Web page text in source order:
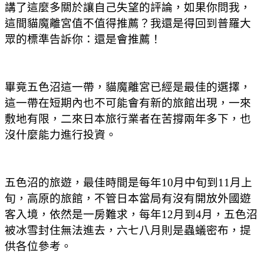
講了這麼多關於讓自己失望的評論，如果你問我，
這間貓魔離宮值不值得推薦？我還是得回到普羅大
眾的標準告訴你：還是會推薦！
畢竟五色沼這一帶，貓魔離宮已經是最佳的選擇，
這一帶在短期內也不可能會有新的旅館出現，一來
敷地有限，二來日本旅行業者在苦撐兩年多下，也
沒什麼能力進行投資。
五色沼的旅遊，最佳時間是每年10月中旬到11月上
旬，高原的旅館，不管日本當局有沒有開放外國遊
客入境，依然是一房難求，每年12月到4月，五色沼
被冰雪封住無法進去，六七八月則是蟲蟻密布，提
供各位參考。